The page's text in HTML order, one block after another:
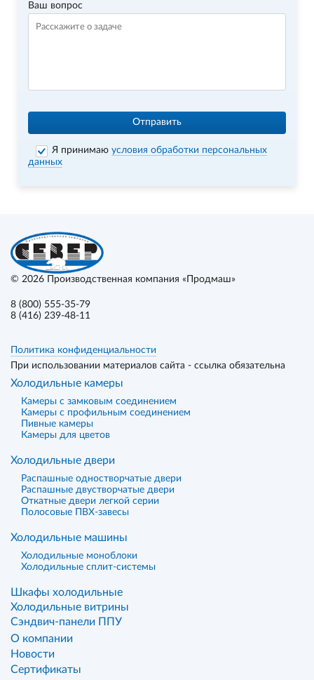
Ваш вопрос
Отправить
Я принимаюусловия обработки персональных
данных
© 2026 Производственная компания «Продмаш»
8 (800) 555-35-79
8 (416) 239-48-11
Политика конфиденциальности
При использовании материалов сайта - ссылка обязательна
Холодильные камеры
Камеры с замковым соединением
Камеры с профильным соединением
Пивные камеры
Камеры для цветов
Холодильные двери
Распашные одностворчатые двери
Распашные двустворчатые двери
Откатные двери легкой серии
Полосовые ПВХ-завесы
Холодильные машины
Холодильные моноблоки
Холодильные сплит-системы
Шкафы холодильные
Холодильные витрины
Сэндвич-панели ППУ
О компании
Новости
Сертификаты